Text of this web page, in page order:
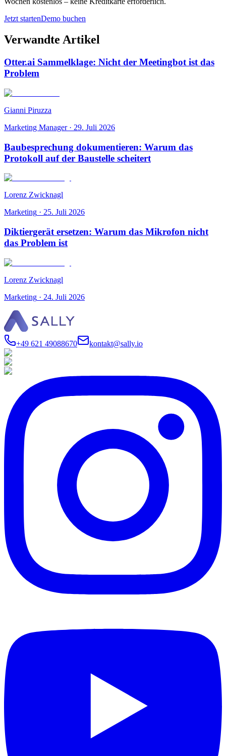
Jetzt startenDemo buchen
Verwandte Artikel
Otter.ai Sammelklage: Nicht der Meetingbot ist das
Problem
Gianni Piruzza
Marketing Manager· 29. Juli 2026
Baubesprechung dokumentieren: Warum das
Protokoll auf der Baustelle scheitert
Lorenz Zwicknagl
Marketing · 25. Juli 2026
Diktiergerät ersetzen: Warum das Mikrofon nicht
das Problem ist
Lorenz Zwicknagl
Marketing · 24. Juli 2026
+49 621 49088670 kontakt@sally.io